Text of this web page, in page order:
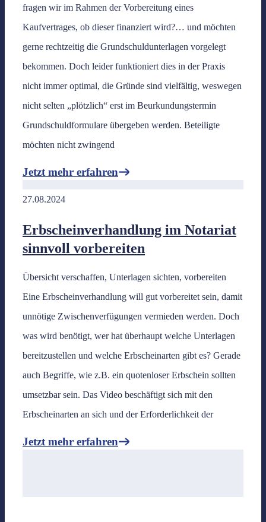
fragen wir im Rahmen der Vorbereitung eines
Kaufvertrages, ob dieser finanziert wird?… und möchten
gerne rechtzeitig die Grundschuldunterlagen vorgelegt
bekommen. Doch leider funktioniert dies in der Praxis
nicht immer optimal, die Gründe sind vielfältig, weswegen
nicht selten „plötzlich“ erst im Beurkundungstermin
Grundschuldformulare übergeben werden. Beteiligte
möchten nicht zwingend
Jetzt mehr erfahren
27.08.2024
Erbscheinverhandlung im Notariat
sinnvoll vorbereiten
Übersicht verschaffen, Unterlagen sichten, vorbereiten
Eine Erbscheinverhandlung will gut vorbereitet sein, damit
unnötige Zwischenverfügungen vermieden werden. Doch
was wird benötigt, wer hat überhaupt welche Unterlagen
bereitzustellen und welche Erbscheinarten gibt es? Gerade
auch Begriffe, wie z.B. ein quotenloser Erbschein sollten
umsetzbar sein. Das Video beschäftigt sich mit den
Erbscheinarten an sich und der Erforderlichkeit der
Jetzt mehr erfahren